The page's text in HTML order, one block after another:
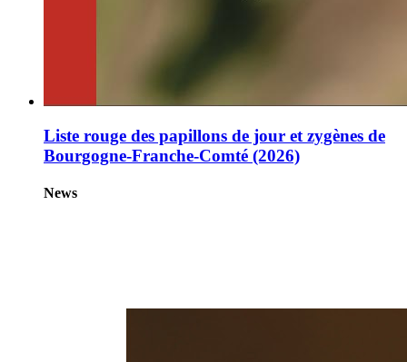
Liste rouge des papillons de jour et zygènes de
Bourgogne-Franche-Comté (2026)
News